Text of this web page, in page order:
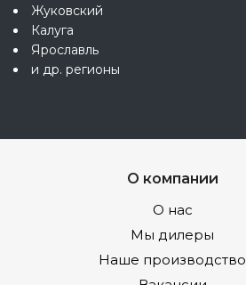
Жуковский
Калуга
Ярославль
и др. регионы
О компании
О нас
Мы дилеры
Наше производство